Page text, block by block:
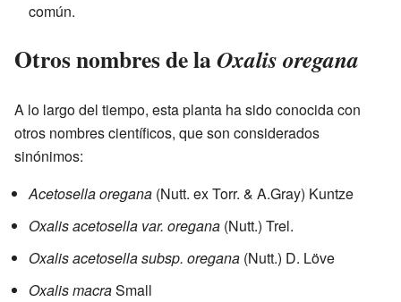
común.
Otros nombres de laOxalis oregana
A lo largo del tiempo, esta planta ha sido conocida con
otros nombres científicos, que son considerados
sinónimos:
Acetosella oregana (Nutt. ex Torr. & A.Gray) Kuntze
Oxalis acetosella var. oregana (Nutt.) Trel.
Oxalis acetosella subsp. oregana (Nutt.) D. Löve
Oxalis macraSmall